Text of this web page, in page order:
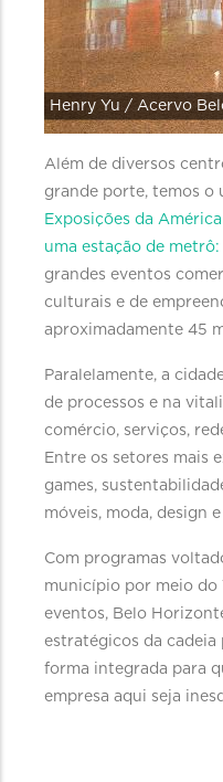
Henry Yu / Acervo
Além de diversos
grande porte, temos o
Exposições da
uma estação de
grandes eventos
culturais e de
aproximadamente 45
Paralelamente, a
de processos e na
comércio, serviços,
Entre os setores mais
games,
móveis, moda, design
Com programas
município por meio do
eventos, Belo
estratégicos da
forma integrada para
empresa aqui seja